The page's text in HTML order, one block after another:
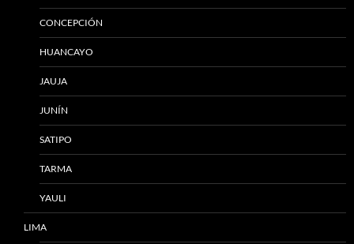
CONCEPCIÓN
HUANCAYO
JAUJA
JUNÍN
SATIPO
TARMA
YAULI
LIMA